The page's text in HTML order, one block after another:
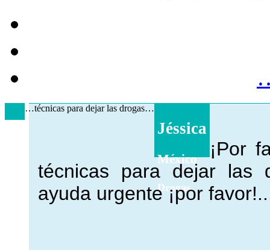
…técnicas para dejar las drogas…
Jéssica
México
Drogas
¡Por
técnicas para dejar las
ayuda urgente ¡por